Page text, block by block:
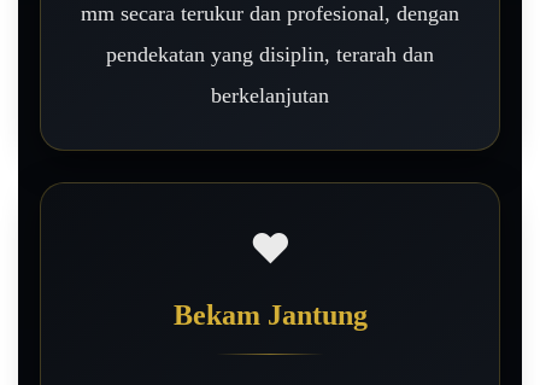
mm secara terukur dan profesional, dengan
pendekatan yang disiplin, terarah dan
berkelanjutan
❤️
Bekam Jantung